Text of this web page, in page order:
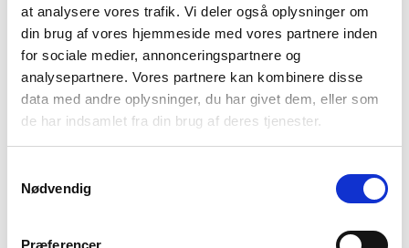
at analysere vores trafik. Vi deler også oplysninger om
din brug af vores hjemmeside med vores partnere inden
for sociale medier, annonceringspartnere og
analysepartnere. Vores partnere kan kombinere disse
data med andre oplysninger, du har givet dem, eller som
de har indsamlet fra din brug af deres tjenester.
Nødvendig
Præferencer
BRAND
FAQ
Disse vandrestøvler er i modellen Aitkan og er produceret af
DLX. DLX er adventure mærket under det større skotske
mærke Trespass. Aitkan vandrestøvlerne er derfor designet til
outdoor brug, og er designet med en vandtæt og åndbar DLX
membran, hårdfør tå og hælbeskyttelse og en komfortabel
indersål.
Aitkan er udstyret med den verdenskendte Vibram sål, som
sikre dig en skridsikker sål der tager godt fat i underlaget.
Dette er praktisk når du går i kuperet terræn på vandreturen.